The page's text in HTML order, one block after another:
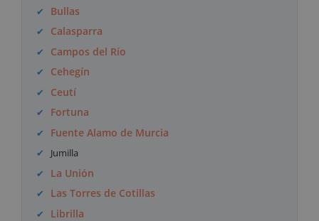
Bullas
Calasparra
Campos del Río
Cehegín
Ceutí
Fortuna
Fuente Alamo de Murcia
Jumilla
La Unión
Las Torres de Cotillas
Librilla